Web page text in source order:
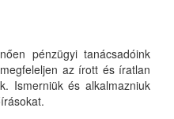
pénzügyi tanácsadóink
az írott és íratlan
Ismerniük és alkalmazniuk